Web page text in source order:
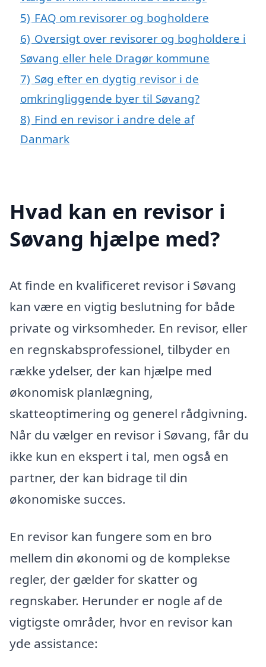
5) FAQ om revisorer og bogholdere
6) Oversigt over revisorer og bogholdere i
Søvang eller hele Dragør kommune
7) Søg efter en dygtig revisor i de
omkringliggende byer til Søvang?
8) Find en revisor i andre dele af
Danmark
Hvad kan en revisor i
Søvang hjælpe med?
At finde en kvalificeret revisor i Søvang
kan være en vigtig beslutning for både
private og virksomheder. En revisor, eller
en regnskabsprofessionel, tilbyder en
række ydelser, der kan hjælpe med
økonomisk planlægning,
skatteoptimering og generel rådgivning.
Når du vælger en revisor i Søvang, får du
ikke kun en ekspert i tal, men også en
partner, der kan bidrage til din
økonomiske succes.
En revisor kan fungere som en bro
mellem din økonomi og de komplekse
regler, der gælder for skatter og
regnskaber. Herunder er nogle af de
vigtigste områder, hvor en revisor kan
yde assistance: